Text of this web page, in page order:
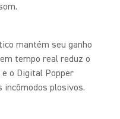
mantém seu ganho
tempo real reduz o
o Digital Popper
plosivos.